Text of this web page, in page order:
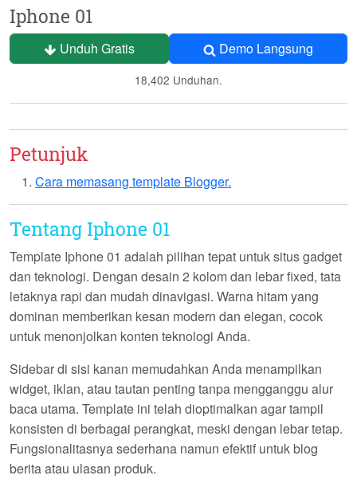
Iphone 01
Unduh Gratis Demo Langsung
18,402 Unduhan.
Petunjuk
Cara memasang template Blogger.
Tentang Iphone 01
Template Iphone 01 adalah pilihan tepat untuk situs gadget
dan teknologi. Dengan desain 2 kolomdan lebarfixed, tata
letaknya rapi dan mudah dinavigasi. Warna hitam yang
dominan memberikan kesan modern dan elegan, cocok
untuk menonjolkan konten teknologi Anda.
Sidebar di sisi kanan memudahkan Anda menampilkan
widget, iklan, atau tautan penting tanpa mengganggu alur
baca utama. Template ini telah dioptimalkan agar tampil
konsisten di berbagai perangkat, meski dengan lebar tetap.
Fungsionalitasnya sederhana namun efektif untuk blog
berita atau ulasan produk.